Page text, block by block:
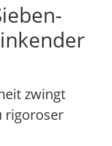
zwingt
rigoroser